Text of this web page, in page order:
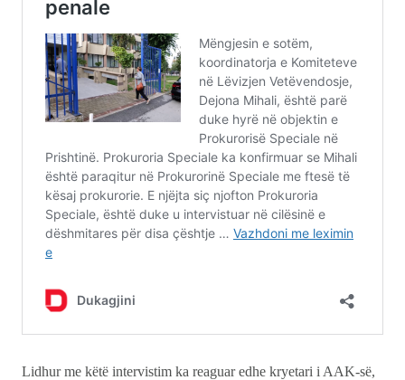
Lidhur me këtë intervistim ka reaguar edhe kryetari i AAK-së,